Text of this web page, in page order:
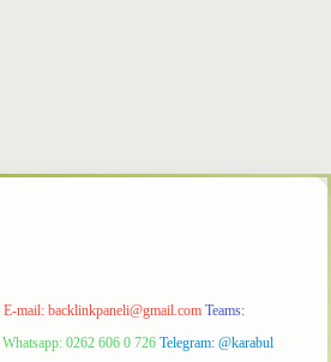
E-mail: backlinkpaneli@gmail.com Teams:
Whatsapp: 0262 606 0 726 Telegram: @karabul